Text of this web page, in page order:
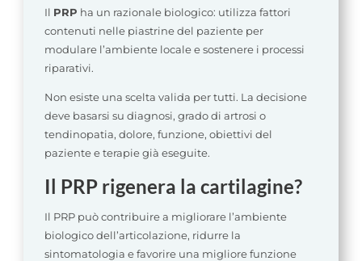
Il PRP ha un razionale biologico: utilizza fattori
contenuti nelle piastrine del paziente per
modulare l’ambiente locale e sostenere i processi
riparativi.
Non esiste una scelta valida per tutti. La decisione
deve basarsi su diagnosi, grado di artrosi o
tendinopatia, dolore, funzione, obiettivi del
paziente e terapie già eseguite.
Il PRP rigenera la cartilagine?
Il PRP può contribuire a migliorare l’ambiente
biologico dell’articolazione, ridurre la
sintomatologia e favorire una migliore funzione